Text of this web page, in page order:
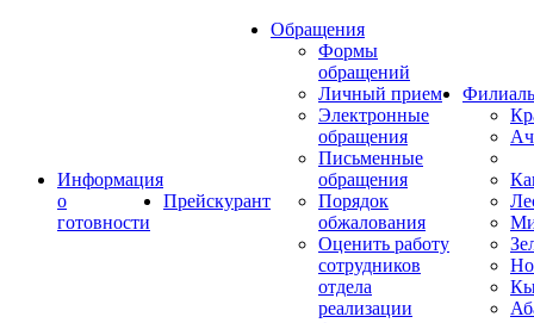
Информация
о
готовности
Прейскурант
Обращения
Формы
обращений
Личный прием
Электронные
обращения
Письменные
обращения
Порядок
обжалования
Оценить работу
сотрудников
отдела
реализации